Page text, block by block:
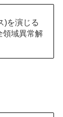
)を演じる
領域異常解